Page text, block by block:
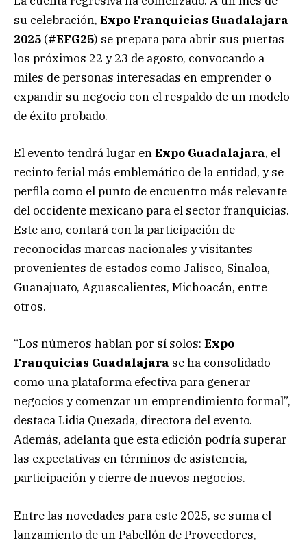
su celebración, Expo Franquicias Guadalajara
2025 (#EFG25) se prepara para abrir sus puertas
los próximos 22 y 23 de agosto, convocando a
miles de personas interesadas en emprender o
expandir su negocio con el respaldo de un modelo
de éxito probado.
El evento tendrá lugar enExpo Guadalajara, el
recinto ferial más emblemático de la entidad, y se
perfila como el punto de encuentro más relevante
del occidente mexicano para el sector franquicias.
Este año, contará con la participación de
reconocidas marcas nacionales y visitantes
provenientes de estados como Jalisco, Sinaloa,
Guanajuato, Aguascalientes, Michoacán, entre
otros.
“Los números hablan por sí solos: Expo
Franquicias Guadalajara se ha consolidado
como una plataforma efectiva para generar
negocios y comenzar un emprendimiento formal”,
destaca Lidia Quezada, directora del evento.
Además, adelanta que esta edición podría superar
las expectativas en términos de asistencia,
participación y cierre de nuevos negocios.
Entre las novedades para este 2025, se suma el
lanzamiento de un Pabellón de Proveedores,